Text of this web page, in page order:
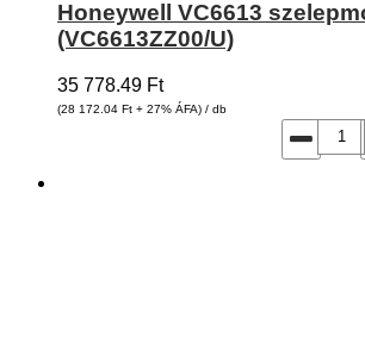
Honeywell VC6613
(VC6613ZZ00/U)
35 778.49 Ft
(28 172.04 Ft + 27% ÁFA) / db